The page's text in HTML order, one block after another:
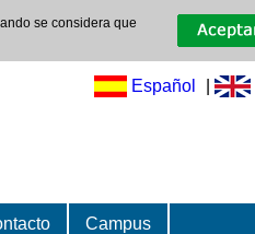
se considera que
Español
Campus